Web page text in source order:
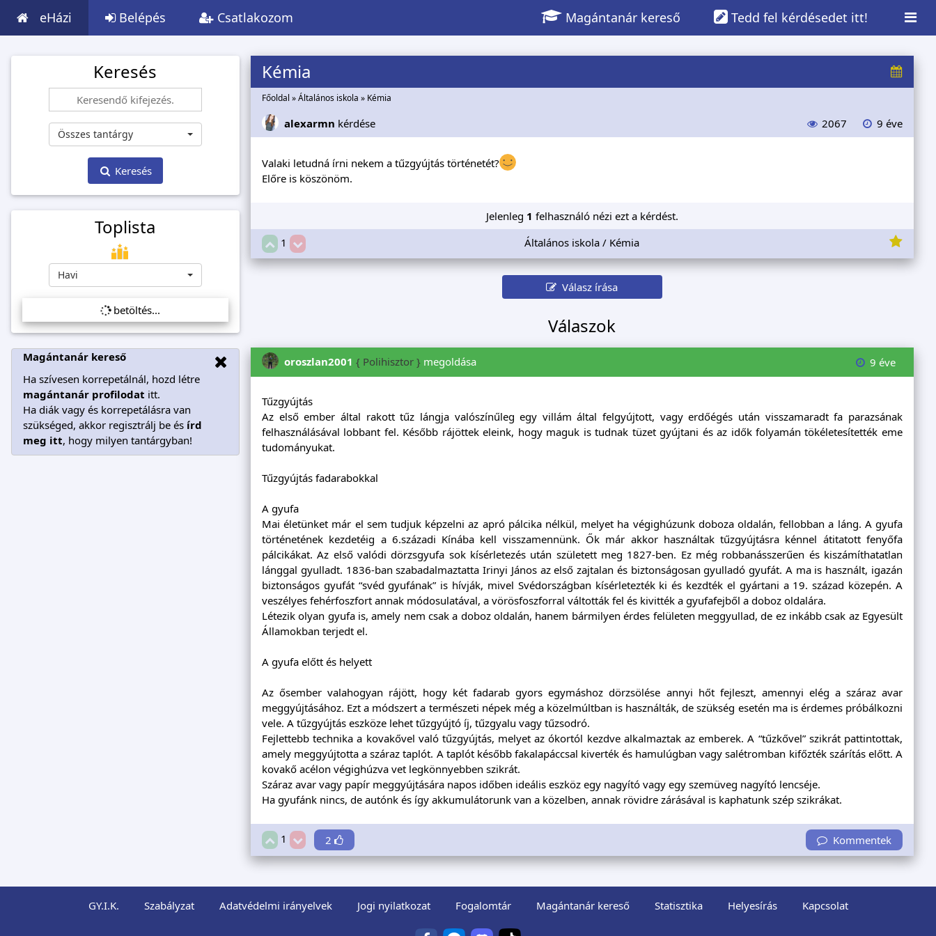
eHázi Belépés Csatlakozom Tedd fel kérdésedet itt!
Magántanár kereső
Keresés
Összes tantárgy
Keresés
Toplista
Havi
betöltés...
Magántanár kereső
Ha szívesen korrepetálnál, hozd létre
magántanár profilodat itt.
Ha diák vagy és korrepetálásra van
szükséged, akkor regisztrálj be és írd
meg itt, hogy milyen tantárgyban!
Kémia
Főoldal »Általános iskola » Kémia
alexarmn kérdése 2067 9 éve
Valaki letudná írni nekem a tűzgyújtás történetét?
Előre is köszönöm.
Jelenleg 1 felhasználó nézi ezt a kérdést.
1
Általános iskola / Kémia
Válasz írása
Válaszok
oroszlan2001 { Polihisztor }megoldása 9 éve
Tűzgyújtás
Az első ember által rakott tűz lángja valószínűleg egy villám által felgyújtott, vagy erdőégés után visszamaradt fa parazsának
felhasználásával lobbant fel. Később rájöttek eleink, hogy maguk is tudnak tüzet gyújtani és az idők folyamán tökéletesítették eme
tudományukat.
Tűzgyújtás fadarabokkal
A gyufa
Mai életünket már el sem tudjuk képzelni az apró pálcika nélkül, melyet ha végighúzunk doboza oldalán, fellobban a láng. A gyufa
történetének kezdetéig a 6.századi Kínába kell visszamennünk. Ők már akkor használtak tűzgyújtásra kénnel átitatott fenyőfa
pálcikákat. Az első valódi dörzsgyufa sok kísérletezés után született meg 1827-ben. Ez még robbanásszerűen és kiszámíthatatlan
lánggal gyulladt. 1836-ban szabadalmaztatta Irinyi János az első zajtalan és biztonságosan gyulladó gyufát. A ma is használt, igazán
biztonságos gyufát “svéd gyufának” is hívják, mivel Svédországban kísérletezték ki és kezdték el gyártani a 19. század közepén. A
veszélyes fehérfoszfort annak módosulatával, a vörösfoszforral váltották fel és kivitték a gyufafejből a doboz oldalára.
Létezik olyan gyufa is, amely nem csak a doboz oldalán, hanem bármilyen érdes felületen meggyullad, de ez inkább csak az Egyesült
Államokban terjedt el.
A gyufa előtt és helyett
Az ősember valahogyan rájött, hogy két fadarab gyors egymáshoz dörzsölése annyi hőt fejleszt, amennyi elég a száraz avar
meggyújtásához. Ezt a módszert a természeti népek még a közelmúltban is használták, de szükség esetén ma is érdemes próbálkozni
vele. A tűzgyújtás eszköze lehet tűzgyújtó íj, tűzgyalu vagy tűzsodró.
Fejlettebb technika a kovakővel való tűzgyújtás, melyet az ókortól kezdve alkalmaztak az emberek. A “tűzkővel” szikrát pattintottak,
amely meggyújtotta a száraz taplót. A taplót később fakalapáccsal kiverték és hamulúgban vagy salétromban kifőzték szárítás előtt. A
kovakő acélon végighúzva vet legkönnyebben szikrát.
Száraz avar vagy papír meggyújtására napos időben ideális eszköz egy nagyító vagy egy szemüveg nagyító lencséje.
Ha gyufánk nincs, de autónk és így akkumulátorunk van a közelben, annak rövidre zárásával is kaphatunk szép szikrákat.
1 2 Kommentek
GY.I.K. Szabályzat Adatvédelmi irányelvek Jogi nyilatkozat Fogalomtár Magántanár kereső Statisztika Helyesírás Kapcsolat